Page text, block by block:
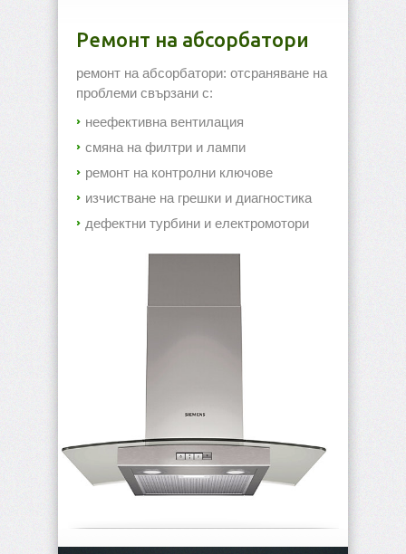
Ремонт на абсорбатори
ремонт на абсорбатори: отсраняване на
проблеми свързани с:
неефективна вентилация
смяна на филтри и лампи
ремонт на контролни ключове
изчистване на грешки и диагностика
дефектни турбини и електромотори